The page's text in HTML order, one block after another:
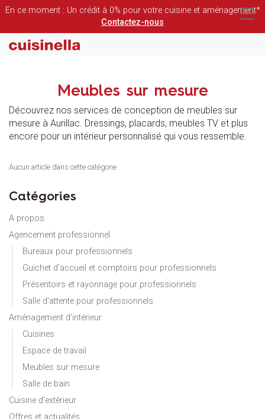
En ce moment : Un crédit à 0% pour votre cuisine et aménagement*
Contactez-nous
Catégories
A propos
Agencement professionnel
Bureaux pour professionnels
Guichet d'accueil et comptoirs pour professionnels
Présentoirs et rayonnage pour professionnels
Salle d'attente pour professionnels
Aménagement d'intérieur
Cuisines
Espace de travail
Meubles sur mesure
Salle de bain
Cuisine d'extérieur
Offres et actualités
Meubles sur mesure
Découvrez nos services de conception de meubles sur
mesure à Aurillac. Dressings, placards, meubles TV et plus
encore pour un intérieur personnalisé qui vous ressemble.
Aucun article dans cette catégorie